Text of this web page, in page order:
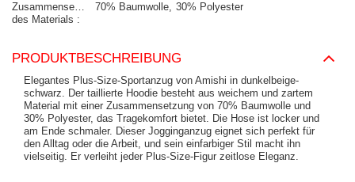
Zusammensetzung
des Materials
70% Baumwolle 30% Polyester
PRODUKTBESCHREIBUNG
Elegantes Plus-Size-Sportanzug von Amishi in dunkelbeige-
schwarz. Der taillierte Hoodie besteht aus weichem und zartem
Material mit einer Zusammensetzung von 70% Baumwolle und
30% Polyester, das Tragekomfort bietet. Die Hose ist locker und
am Ende schmaler. Dieser Jogginganzug eignet sich perfekt für
den Alltag oder die Arbeit, und sein einfarbiger Stil macht ihn
vielseitig. Er verleiht jeder Plus-Size-Figur zeitlose Eleganz.